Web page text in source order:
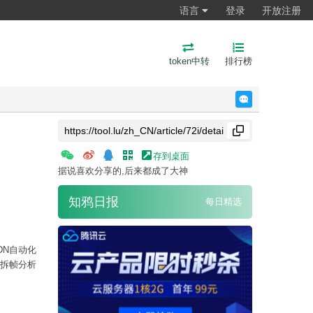
语言 登录 开放注册
token中转 排行榜
自动化
帧分析
存到桌面
据说喜欢分享的,后来都成了大神
知鸦日报 每日精选